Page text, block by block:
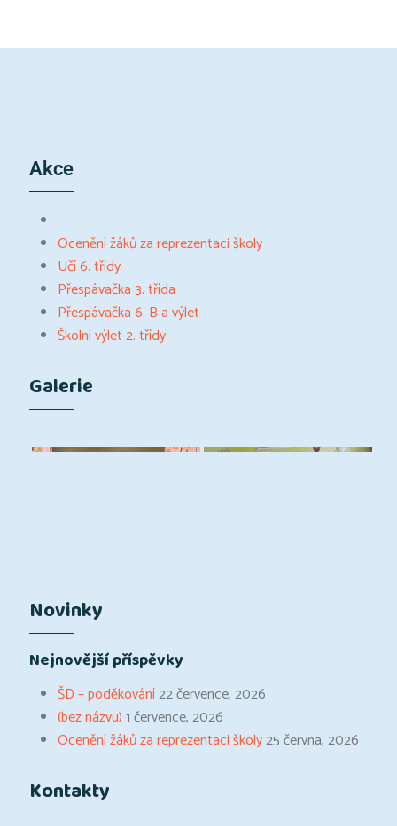
Akce
Ocenění žáků za reprezentaci školy
Učí 6. třídy
Přespávačka 3. třída
Přespávačka 6. B a výlet
Školní výlet 2. třídy
Galerie
Novinky
Nejnovější příspěvky
ŠD – poděkování22 července, 2026
(bez názvu)1 července, 2026
Ocenění žáků za reprezentaci školy25 června, 2026
Kontakty